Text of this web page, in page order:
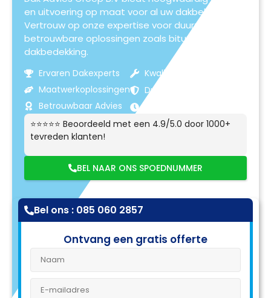
en uitvoering op maat voor al uw dakbehoeften.
Vertrouw op onze expertise voor duurzame en
betrouwbare oplossingen zoals bitumen
dakbedekking.
Ervaren Dakexperts
Maatwerkoplossingen
Betrouwbaar Advies
Kwaliteitsmaterialen
Duurzame Resultaten
⭐⭐⭐⭐⭐ Beoordeeld met een 4.9/5.0 door 1000+
tevreden klanten!
BEL NAAR ONS SPOEDNUMMER
Bel ons : 085 060 2857
Ontvang een gratis offerte